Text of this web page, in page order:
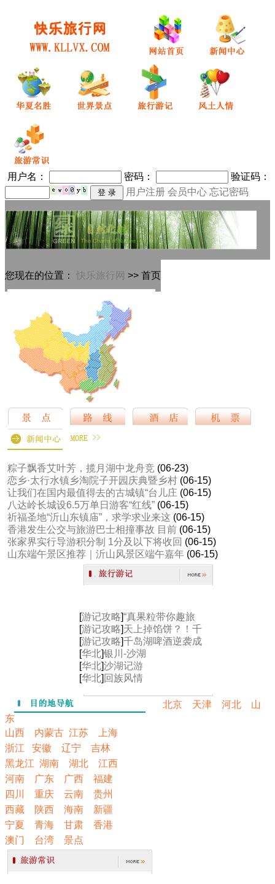
用户名： 密码 ：
验证码：
用户注册 会员中心 忘记密码
您现在的位置： 快乐旅行网 >> 首页
粽子飘香艾叶芳，揽月湖中龙舟竞 (06-23)
恋乡·太行水镇乡淘院子开园庆典暨乡村 (06-15)
让我们在国内最值得去的古城镇“台儿庄 (06-15)
八达岭长城设6.5万单日游客“红线” (06-15)
祈福圣地“沂山东镇庙”，求学求业来这 (06-15)
香港发生公交与旅游巴士相撞事故 目前 (06-15)
张家界实行导游积分制 1分及以下将收回 (06-15)
山东端午景区推荐｜沂山风景区端午嘉年 (06-15)
[游记攻略]“真果粒带你趣旅
[游记攻略]天上掉馅饼？！千
[游记攻略]千岛湖啤酒逆袭成
[华北]银川-沙湖
[华北]沙湖记游
[华北] 回族风情
北京 天津 河北
山
东
山西
内蒙古 江苏
上海
浙江
安徽 辽宁
吉林
黑龙江 湖南 湖北
江西
河南
广东 广西
福建
四川
重庆 云南
贵州
西藏
陕西 海南
新疆
宁夏
青海 甘肃
香港
澳门
台湾 景点